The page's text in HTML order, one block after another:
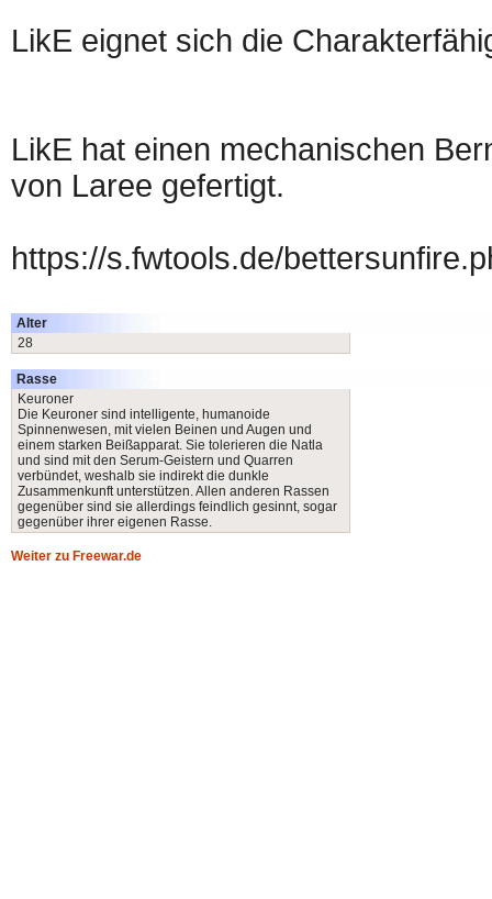
LikE eignet sich die
LikE hat einen mechanischen
von Laree gefertigt.
https://s.fwtools.de/
Alter
28
Rasse
Keuroner
Die Keuroner sind intelligente, humanoide
Spinnenwesen, mit vielen Beinen und Augen und
einem starken Beißapparat. Sie tolerieren die Natla
und sind mit den Serum-Geistern und Quarren
verbündet, weshalb sie indirekt die dunkle
Zusammenkunft unterstützen. Allen anderen Rassen
gegenüber sind sie allerdings feindlich gesinnt, sogar
gegenüber ihrer eigenen Rasse.
Weiter zu Freewar.de